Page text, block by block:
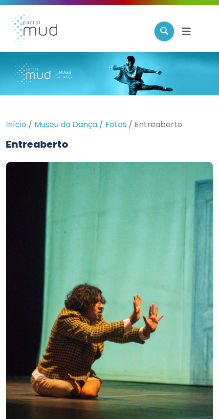
Início / Museu da Dança / Fotos / Entreaberto
Entreaberto